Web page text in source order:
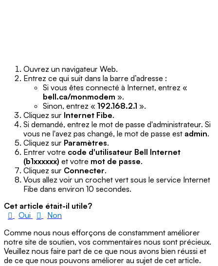
Ouvrez un navigateur Web.
Entrez ce qui suit dans la barre d’adresse :
Si vous êtes connecté à Internet, entrez «
bell.ca/monmodem ».
Sinon, entrez « 192.168.2.1 ».
Cliquez sur Internet Fibe.
Si demandé, entrez le mot de passe d'administrateur. Si
vous ne l'avez pas changé, le mot de passe est admin.
Cliquez sur Paramètres.
Entrer votre code d'utilisateur Bell Internet
(b1xxxxxx) et votre mot de passe.
Cliquez sur Connecter.
Vous allez voir un crochet vert sous le service Internet
Fibe dans environ 10 secondes.
Cet article était-il utile?
Oui
Non
Comme nous nous efforçons de constamment améliorer
notre site de soutien, vos commentaires nous sont précieux.
Veuillez nous faire part de ce que nous avons bien réussi et
de ce que nous pouvons améliorer au sujet de cet article.